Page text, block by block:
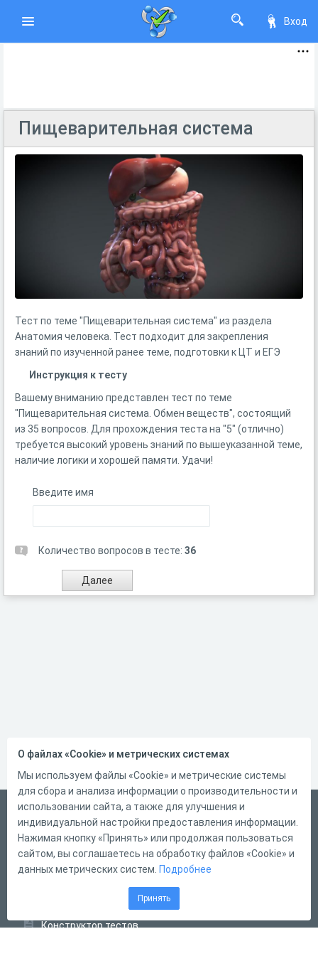
Вход
Пищеварительная система
Тест по теме "Пищеварительная система" из раздела
Анатомия человека. Тест подходит для закрепления
знаний по изученной ранее теме, подготовки к ЦТ и ЕГЭ
Инструкция к тесту
Вашему вниманию представлен тест по теме
"Пищеварительная система. Обмен веществ", состоящий
из 35 вопросов. Для прохождения теста на "5" (отлично)
требуется высокий уровень знаний по вышеуказанной теме,
наличие логики и хорошей памяти. Удачи!
Введите имя
Количество вопросов в тесте: 36
Русский
Справка
Форма обратной связи
Конструктор тестов
О файлах «Cookie» и метрических системах
Мы используем файлы «Cookie» и метрические системы
для сбора и анализа информации о производительности и
использовании сайта, а также для улучшения и
индивидуальной настройки предоставления информации.
Нажимая кнопку «Принять» или продолжая пользоваться
сайтом, вы соглашаетесь на обработку файлов «Cookie» и
данных метрических систем. Подробнее
Принять